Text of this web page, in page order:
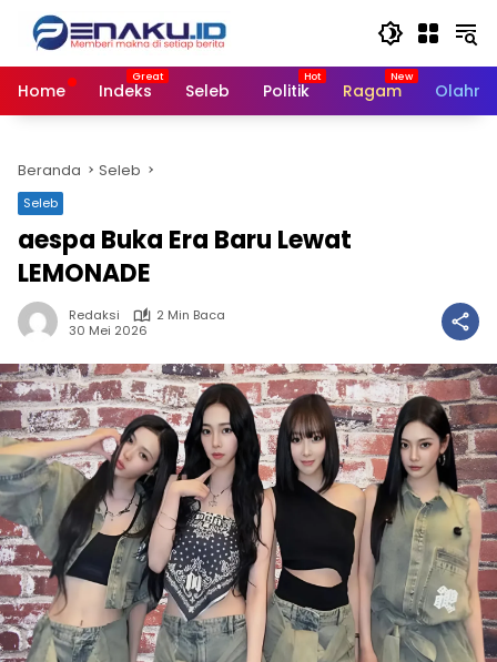
Langsung
konten
Home
Indeks Seleb Politik Ragam
Beranda Seleb
Seleb
aespa Buka Era Baru Lewat
LEMONADE
Redaksi
2 Min Baca
30 Mei 2026